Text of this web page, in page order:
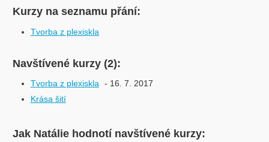
Kurzy na seznamu přání:
Tvorba z plexiskla
Navštívené kurzy (2):
Tvorba z plexiskla
- 16. 7. 2017
Krása šití
Jak Natálie hodnotí navštívené kurzy: